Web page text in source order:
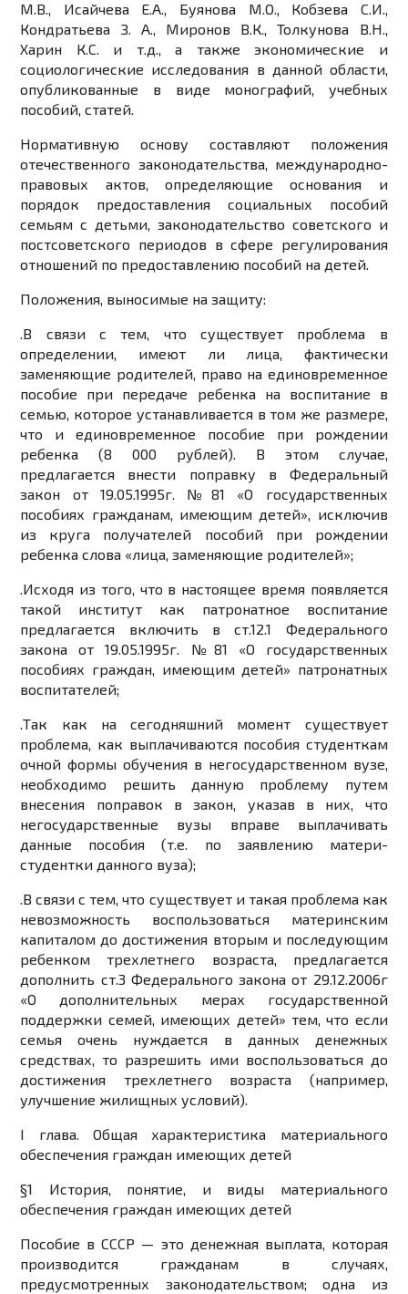
М.В., Исайчева Е.А., Буянова М.О., Кобзева С.И.,
Кондратьева З. А., Миронов В.К., Толкунова В.Н.,
Харин К.С. и т.д., а также экономические и
социологические исследования в данной области,
опубликованные в виде монографий, учебных
пособий, статей.
Нормативную основу составляют положения
отечественного законодательства, международно-
правовых актов, определяющие основания и
порядок предоставления социальных пособий
семьям с детьми, законодательство советского и
постсоветского периодов в сфере регулирования
отношений по предоставлению пособий на детей.
Положения, выносимые на защиту:
.В связи с тем, что существует проблема в
определении, имеют ли лица, фактически
заменяющие родителей, право на единовременное
пособие при передаче ребенка на воспитание в
семью, которое устанавливается в том же размере,
что и единовременное пособие при рождении
ребенка (8 000 рублей). В этом случае,
предлагается внести поправку в Федеральный
закон от 19.05.1995г. №81 «О государственных
пособиях гражданам, имеющим детей», исключив
из круга получателей пособий при рождении
ребенка слова «лица, заменяющие родителей»;
.Исходя из того, что в настоящее время появляется
такой институт как патронатное воспитание
предлагается включить в ст.12.1 Федерального
закона от 19.05.1995г. №81 «О государственных
пособиях граждан, имеющим детей» патронатных
воспитателей;
.Так как на сегодняшний момент существует
проблема, как выплачиваются пособия студенткам
очной формы обучения в негосударственном вузе,
необходимо решить данную проблему путем
внесения поправок в закон, указав в них, что
негосударственные вузы вправе выплачивать
данные пособия (т.е. по заявлению матери-
студентки данного вуза);
.В связи с тем, что существует и такая проблема как
невозможность воспользоваться материнским
капиталом до достижения вторым и последующим
ребенком трехлетнего возраста, предлагается
дополнить ст.3 Федерального закона от 29.12.2006г
«О дополнительных мерах государственной
поддержки семей, имеющих детей» тем, что если
семья очень нуждается в данных денежных
средствах, то разрешить ими воспользоваться до
достижения трехлетнего возраста (например,
улучшение жилищных условий).
I глава. Общая характеристика материального
обеспечения граждан имеющих детей
§1 История, понятие, и виды материального
обеспечения граждан имеющих детей
Пособие в СССР — это денежная выплата, которая
производится гражданам в случаях,
предусмотренных законодательством; одна из